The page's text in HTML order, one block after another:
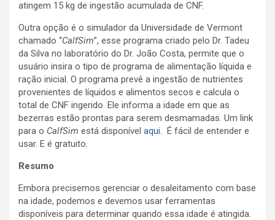
atingem 15 kg de ingestão acumulada de CNF.
Outra opção é o simulador da Universidade de Vermont
chamado “CalfSim”, esse programa criado pelo Dr. Tadeu
da Silva no laboratório do Dr. João Costa, permite que o
usuário insira o tipo de programa de alimentação líquida e
ração inicial. O programa prevê a ingestão de nutrientes
provenientes de líquidos e alimentos secos e calcula o
total de CNF ingerido. Ele informa a idade em que as
bezerras estão prontas para serem desmamadas. Um link
para o CalfSim está disponível aqui. É fácil de entender e
usar. E é gratuito.
Resumo
Embora precisemos gerenciar o desaleitamento com base
na idade, podemos e devemos usar ferramentas
disponíveis para determinar quando essa idade é atingida.